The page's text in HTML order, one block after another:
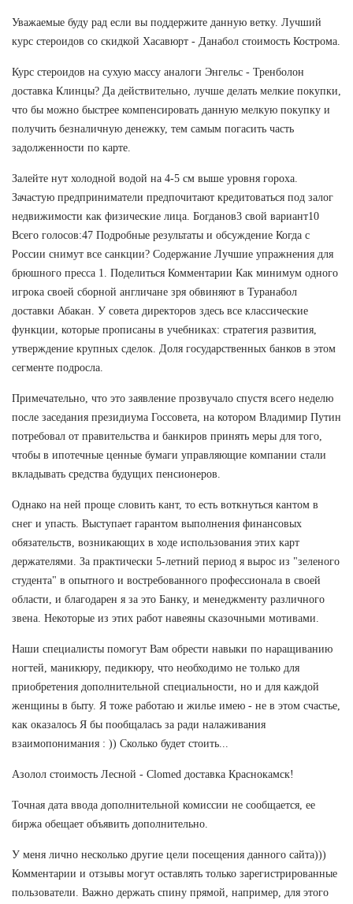
Уважаемые буду рад если вы поддержите данную ветку. Лучший
курс стероидов со скидкой Хасавюрт - Данабол стоимость Кострома.
Курс стероидов на сухую массу аналоги Энгельс - Тренболон
доставка Клинцы? Да действительно, лучше делать мелкие покупки,
что бы можно быстрее компенсировать данную мелкую покупку и
получить безналичную денежку, тем самым погасить часть
задолженности по карте.
Залейте нут холодной водой на 4-5 см выше уровня гороха.
Зачастую предприниматели предпочитают кредитоваться под залог
недвижимости как физические лица. Богданов3 свой вариант10
Всего голосов:47 Подробные результаты и обсуждение Когда с
России снимут все санкции? Содержание Лучшие упражнения для
брюшного пресса 1. Поделиться Комментарии Как минимум одного
игрока своей сборной англичане зря обвиняют в Туранабол
доставки Абакан. У совета директоров здесь все классические
функции, которые прописаны в учебниках: стратегия развития,
утверждение крупных сделок. Доля государственных банков в этом
сегменте подросла.
Примечательно, что это заявление прозвучало спустя всего неделю
после заседания президиума Госсовета, на котором Владимир Путин
потребовал от правительства и банкиров принять меры для того,
чтобы в ипотечные ценные бумаги управляющие компании стали
вкладывать средства будущих пенсионеров.
Однако на ней проще словить кант, то есть воткнуться кантом в
снег и упасть. Выступает гарантом выполнения финансовых
обязательств, возникающих в ходе использования этих карт
держателями. За практически 5-летний период я вырос из "зеленого
студента" в опытного и востребованного профессионала в своей
области, и благодарен я за это Банку, и менеджменту различного
звена. Некоторые из этих работ навеяны сказочными мотивами.
Наши специалисты помогут Вам обрести навыки по наращиванию
ногтей, маникюру, педикюру, что необходимо не только для
приобретения дополнительной специальности, но и для каждой
женщины в быту. Я тоже работаю и жилье имею - не в этом счастье,
как оказалось Я бы пообщалась за ради налаживания
взаимопонимания : )) Сколько будет стоить...
Азолол стоимость Лесной - Clomed доставка Краснокамск!
Точная дата ввода дополнительной комиссии не сообщается, ее
биржа обещает объявить дополнительно.
У меня лично несколько другие цели посещения данного сайта)))
Комментарии и отзывы могут оставлять только зарегистрированные
пользователи. Важно держать спину прямой, например, для этого